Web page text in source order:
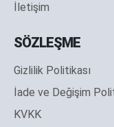
İletişim
SÖZLEŞME
Gizlilik Politikası
İade ve Değişim
KVKK